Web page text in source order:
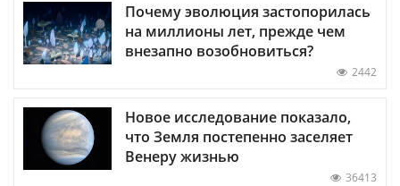
Почему эволюция застопорилась
на миллионы лет, прежде чем
внезапно возобновиться?
2442
Новое исследование показало,
что Земля постепенно заселяет
Венеру жизнью
36413